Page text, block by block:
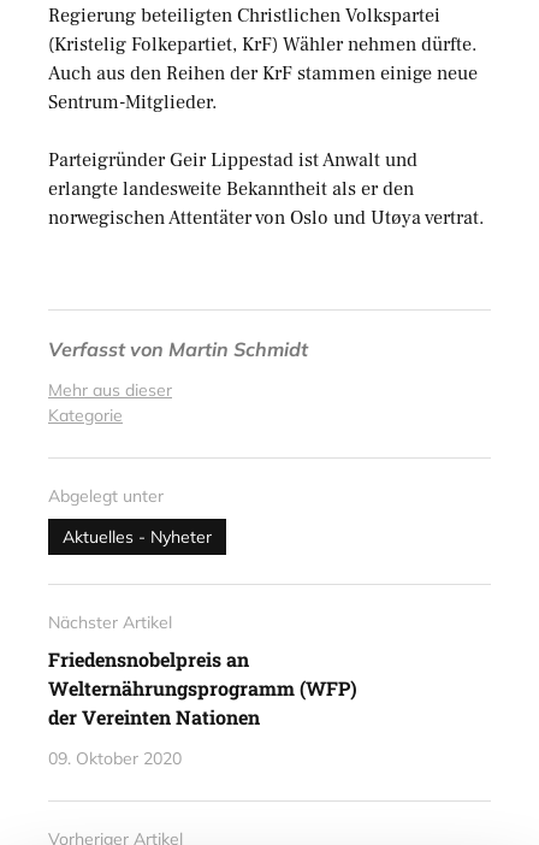
Regierung beteiligten Christlichen Volkspartei
(Kristelig Folkepartiet, KrF) Wähler nehmen dürfte.
Auch aus den Reihen der KrF stammen einige neue
Sentrum-Mitglieder.
Parteigründer Geir Lippestad ist Anwalt und
erlangte landesweite Bekanntheit als er den
norwegischen Attentäter von Oslo und Utøya vertrat.
Verfasst von Martin Schmidt
Mehr aus dieser
Kategorie
Abgelegt unter
Aktuelles - Nyheter
Nächster Artikel
Friedensnobelpreis an
Welternährungsprogramm (WFP)
der Vereinten Nationen
09. Oktober 2020
Vorheriger Artikel